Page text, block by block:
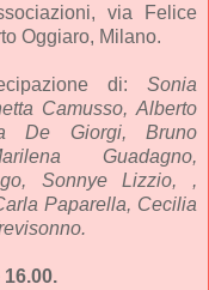
via Felice
Oggiaro, Milano.
di: Sonia
Camusso, Alberto
De Giorgi, Bruno
Guadagno,
Sonnye Lizzio, ,
Paparella, Cecilia